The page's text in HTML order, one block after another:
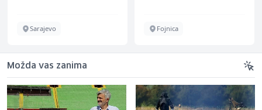
Sarajevo Fojnica
Možda vas zanima